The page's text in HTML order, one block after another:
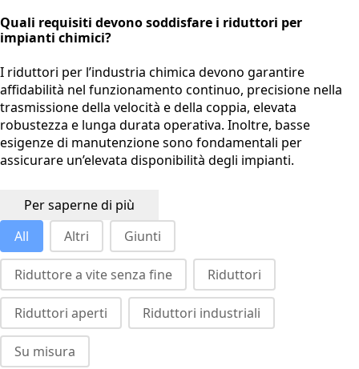
Quali requisiti devono soddisfare i riduttori per
impianti chimici?
I riduttori per l’industria chimica devono garantire
affidabilità nel funzionamento continuo, precisione nella
trasmissione della velocità e della coppia, elevata
robustezza e lunga durata operativa. Inoltre, basse
esigenze di manutenzione sono fondamentali per
assicurare un’elevata disponibilità degli impianti.
Per saperne di più
product categories - topbar
All Altri Giunti
Riduttore a vite senza fine Riduttori
Riduttori aperti Riduttori industriali
Su misura